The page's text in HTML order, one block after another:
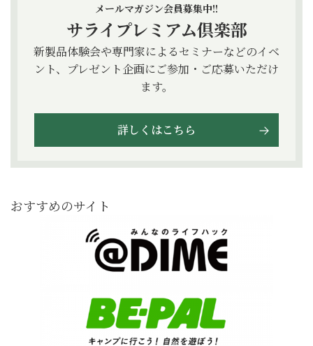
メールマガジン会員募集中!!
サライプレミアム倶楽部
新製品体験会や専門家によるセミナーなどのイベ
ント、プレゼント企画にご参加・ご応募いただけ
ます。
詳しくはこちら
おすすめのサイト